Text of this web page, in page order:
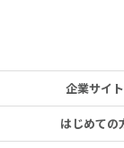
企業サイ
はじめての